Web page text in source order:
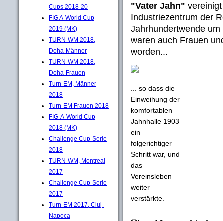
Cups 2018-20
FIG A-World Cup
2019 (MK)
TURN-WM 2018,
Doha-Männer
TURN-WM 2018,
Doha-Frauen
Turn-EM, Männer
2018
Turn-EM Frauen 2018
FIG-A-World Cup
2018 (MK)
Challenge Cup-Serie
2018
TURN-WM, Montreal
2017
Challenge Cup-Serie
2017
Turn-EM 2017, Cluj-
Napoca
"Vater Jahn"
Industriezentrum der
Jahrhundertwende
waren auch Frauen
worden...
... so dass die
Einweihung der
komfortablen
Jahnhalle 1903
ein
folgerichtiger
Schritt war, und
das
Vereinsleben
weiter
verstärkte.